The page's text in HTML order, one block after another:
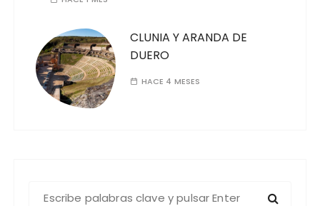
CLUNIA Y ARANDA DE
DUERO
HACE 4 MESES